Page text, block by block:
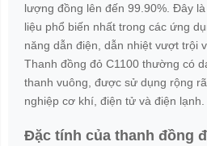
lượng đồng lên đến 99.90%. Đây
liệu phổ biến nhất trong các ứng
năng dẫn điện, dẫn nhiệt vượt trội
Thanh đồng đỏ C1100 thường có
thanh vuông, được sử dụng rộng
nghiệp cơ khí, điện tử và điện lạnh.
Đặc tính của thanh đồng